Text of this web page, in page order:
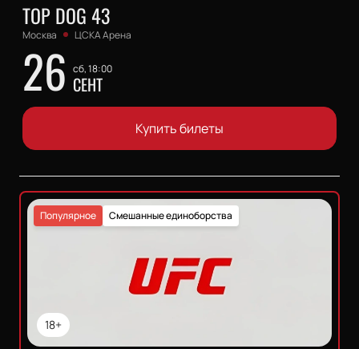
TOP DOG 43
Москва ЦСКА Арена
26 сб, 18:00
СЕНТ
Купить билеты
18+
Смешанные единоборства
Популярное